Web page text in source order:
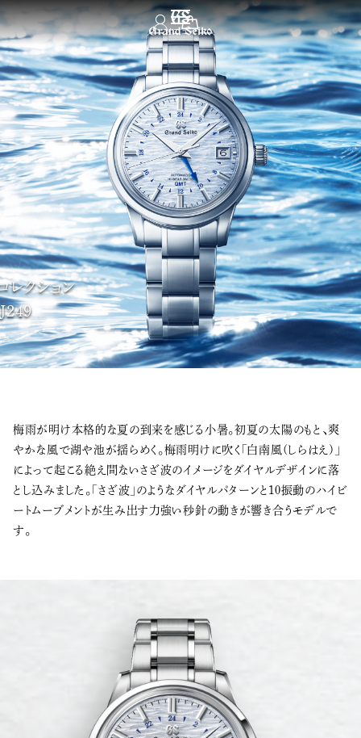
メニュー
レクション
梅雨が明け本格的な夏の到来を感じる小暑。初夏の太陽のもと、爽
やかな風で湖や池が揺らめく。梅雨明けに吹く「白南風(しらはえ)」
によって起こる絶え間ないさざ波のイメージをダイヤルデザインに落
とし込みました。「さざ波」のようなダイヤルパターンと10振動のハイビ
ートムーブメントが生み出す力強い秒針の動きが響き合うモデルで
す。